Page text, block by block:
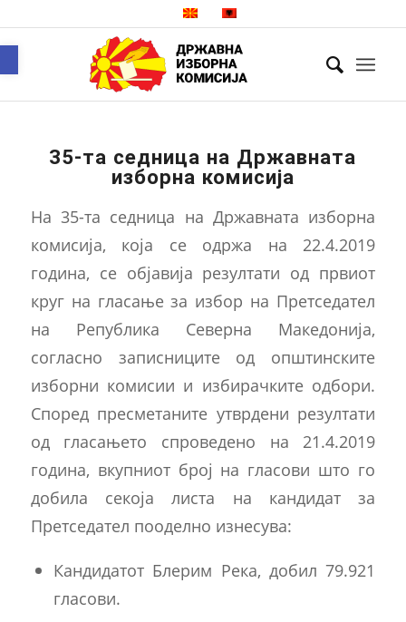
35-та седница на Државната
изборна комисија
На 35-та седница на Државната изборна
комисија, која се одржа на 22.4.2019
година, се објавија резултати од првиот
круг на гласање за избор на Претседател
на Република Северна Македонија,
согласно записниците од општинските
изборни комисии и избирачките одбори.
Според пресметаните утврдени резултати
од гласањето спроведено на 21.4.2019
година, вкупниот број на гласови што го
добила секоја листа на кандидат за
Претседател пооделно изнесува:
Кандидатот Блерим Река, добил 79.921
гласови.
Open toolbar